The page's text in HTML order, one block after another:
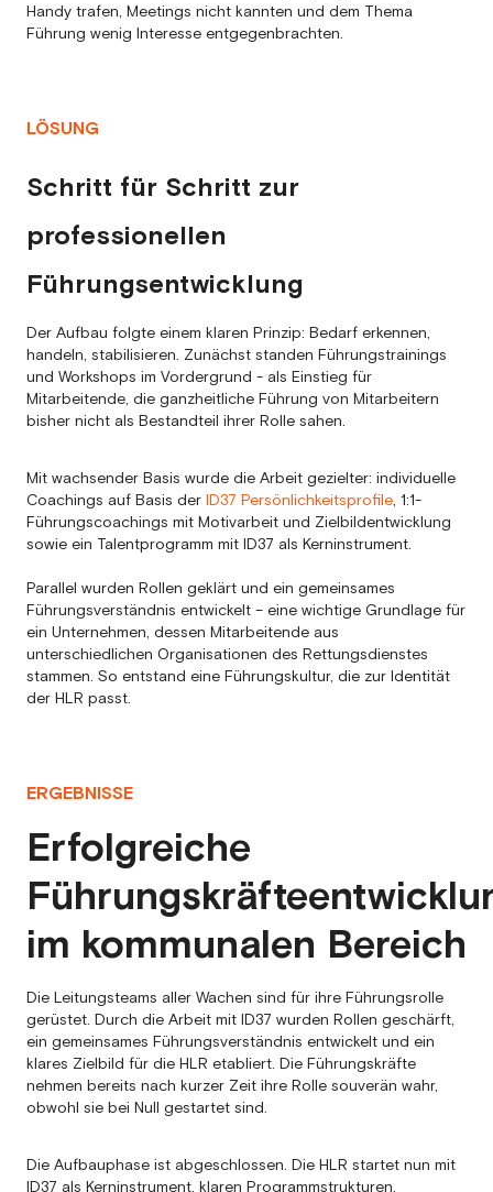
Handy trafen, Meetings nicht kannten und dem Thema
Führung wenig Interesse entgegenbrachten.
LÖSUNG
Schritt für Schritt zur
professionellen
Führungsentwicklung
Der Aufbau folgte einem klaren Prinzip: Bedarf erkennen,
handeln, stabilisieren. Zunächst standen Führungstrainings
und Workshops im Vordergrund - als Einstieg für
Mitarbeitende, die ganzheitliche Führung von Mitarbeitern
bisher nicht als Bestandteil ihrer Rolle sahen.
Mit wachsender Basis wurde die Arbeit gezielter: individuelle
Coachings auf Basis der ID37 Persönlichkeitsprofile, 1:1-
Führungscoachings mit Motivarbeit und Zielbildentwicklung
sowie ein Talentprogramm mit ID37 als Kerninstrument.
Parallel wurden Rollen geklärt und ein gemeinsames
Führungsverständnis entwickelt – eine wichtige Grundlage für
ein Unternehmen, dessen Mitarbeitende aus
unterschiedlichen Organisationen des Rettungsdienstes
stammen. So entstand eine Führungskultur, die zur Identität
der HLR passt.
ERGEBNISSE
Erfolgreiche
im kommunalen Bereich
Die Leitungsteams aller Wachen sind für ihre Führungsrolle
gerüstet. Durch die Arbeit mit ID37 wurden Rollen geschärft,
ein gemeinsames Führungsverständnis entwickelt und ein
klares Zielbild für die HLR etabliert. Die Führungskräfte
nehmen bereits nach kurzer Zeit ihre Rolle souverän wahr,
obwohl sie bei Null gestartet sind.
Die Aufbauphase ist abgeschlossen. Die HLR startet nun mit
ID37 als Kerninstrument, klaren Programmstrukturen,